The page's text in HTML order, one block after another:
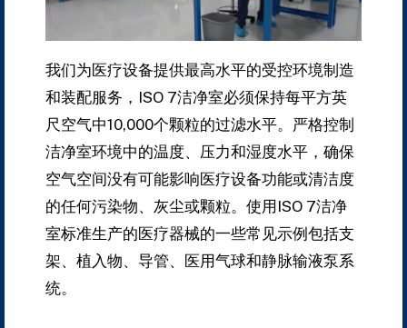
我们为医疗设备提供最高水平的受控环境制造
和装配服务，ISO 7洁净室必须保持每平方英
尺空气中10,000个颗粒的过滤水平。 严格控制
洁净室环境中的温度、压力和湿度水平，确保
空气空间没有可能影响医疗设备功能或清洁度
的任何污染物、灰尘或颗粒。 使用ISO 7洁净
室标准生产的医疗器械的一些常见示例包括支
架、植入物、导管、医用气球和静脉输液泵系
统。